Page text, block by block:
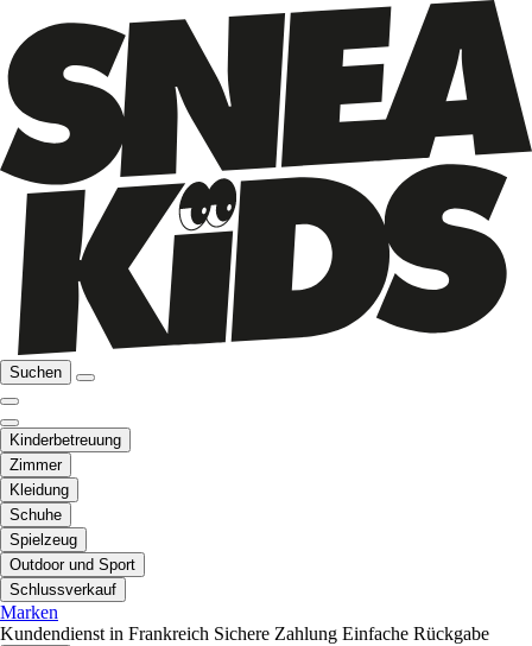
Suchen
Kinderbetreuung
Zimmer
Kleidung
Schuhe
Spielzeug
Outdoor und Sport
Schlussverkauf
Marken
Kundendienst in Frankreich Sichere Zahlung Einfache Rückgabe